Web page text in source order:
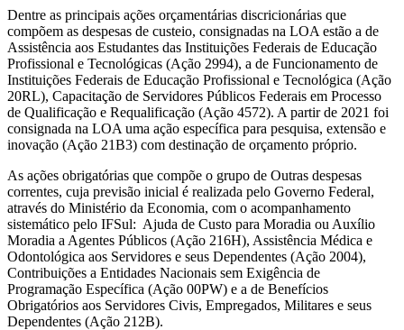
Dentre as principais ações orçamentárias discricionárias que
compõem as despesas de custeio, consignadas na LOA estão a de
Assistência aos Estudantes das Instituições Federais de Educação
Profissional e Tecnológicas (Ação 2994), a de Funcionamento de
Instituições Federais de Educação Profissional e Tecnológica (Ação
20RL), Capacitação de Servidores Públicos Federais em Processo
de Qualificação e Requalificação (Ação 4572). A partir de 2021 foi
consignada na LOA uma ação específica para pesquisa, extensão e
inovação (Ação 21B3) com destinação de orçamento próprio.
As ações obrigatórias que compõe o grupo de Outras despesas
correntes, cuja previsão inicial é realizada pelo Governo Federal,
através do Ministério da Economia, com o acompanhamento
sistemático pelo IFSul: Ajuda de Custo para Moradia ou Auxílio
Moradia a Agentes Públicos (Ação 216H), Assistência Médica e
Odontológica aos Servidores e seus Dependentes (Ação 2004),
Contribuições a Entidades Nacionais sem Exigência de
Programação Específica (Ação 00PW) e a de Benefícios
Obrigatórios aos Servidores Civis, Empregados, Militares e seus
Dependentes (Ação 212B).